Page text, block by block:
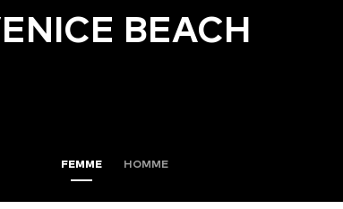
BEACH
FEMME HOMME